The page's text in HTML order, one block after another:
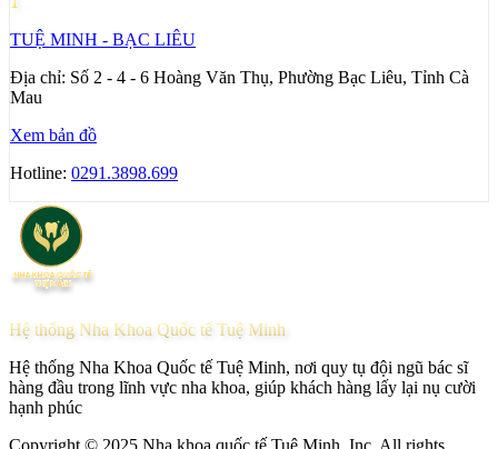
TUỆ MINH - BẠC LIÊU
Địa chỉ: Số 2 - 4 - 6 Hoàng Văn Thụ, Phường Bạc Liêu, Tỉnh Cà
Mau
Xem bản đồ
Hotline: 0291.3898.699
Hệ thống Nha Khoa Quốc tế Tuệ Minh
Hệ thống Nha Khoa Quốc tế Tuệ Minh, nơi quy tụ đội ngũ bác sĩ
hàng đầu trong lĩnh vực nha khoa, giúp khách hàng lấy lại nụ cười
hạnh phúc
Copyright © 2025 Nha khoa quốc tế Tuệ Minh, Inc. All rights